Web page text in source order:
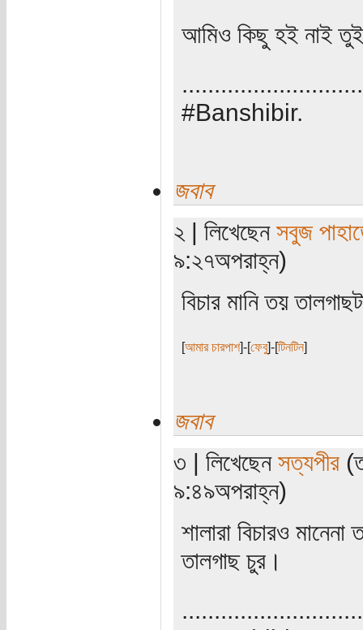
আমিও কিছু হই নাই
#Banshibir.
জবাব
২ | লিখেছেন সবুজ
৯:২৭অপরাহ্ন)
বিচার মানি তয়
আমার চারপাশ]-[ ফেবু]-[ টিনটিন]
জবাব
৩ | লিখেছেন সত্যপীর
৯:৪৯অপরাহ্ন)
শালারা বিচারও
তালগাছ চুর।